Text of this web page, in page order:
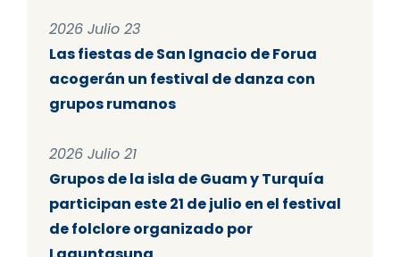
2026 Julio 23
Las fiestas de San Ignacio de Forua
acogerán un festival de danza con
grupos rumanos
2026 Julio 21
Grupos de la isla de Guam y Turquía
participan este 21 de julio en el festival
de folclore organizado por